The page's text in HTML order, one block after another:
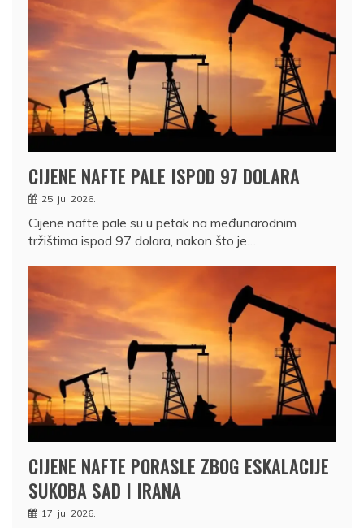
CIJENE NAFTE PALE ISPOD 97 DOLARA
25. jul 2026.
Cijene nafte pale su u petak na međunarodnim
tržištima ispod 97 dolara, nakon što je…
CIJENE NAFTE PORASLE ZBOG ESKALACIJE
SUKOBA SAD I IRANA
17. jul 2026.